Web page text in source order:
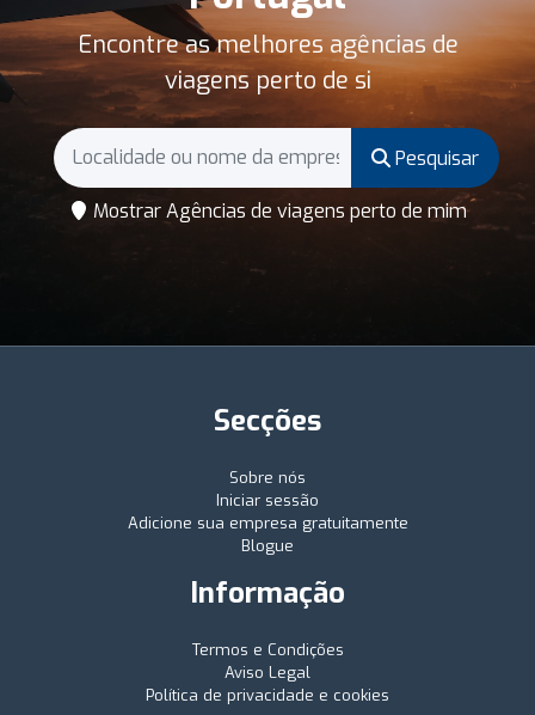
Encontre as melhores agências de
viagens perto de si
Pesquisar
Mostrar Agências de viagens perto de mim
Secções
Sobre nós
Iniciar sessão
Adicione sua empresa gratuitamente
Blogue
Informação
Termos e Condições
Aviso Legal
Política de privacidade e cookies